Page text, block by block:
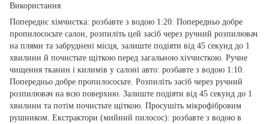
Використання
Попереднє хімчистка: розбавте з водою 1:20. Попередньо добре
пропилососьте салон, розпиліть цей засіб через ручний розпилювач
на плями та забруднені місця, залиште подіяти від 45 секунд до 1
хвилини й почистьте щіткою перед загальною хіvчисткою. Ручне
чищення тканин і килимів у салоні авто: розбавте з водою 1:10.
Попередньо добре пропилососьте. Розпиліть засіб через ручний
розпилювач на всю поверхню. Залиште подіяти від 45 секунд до 1
хвилини та потім почистьте щіткою. Просушіть мікрофібровим
рушником. Екстрактори (мийний пилосос): розбавте з водою в